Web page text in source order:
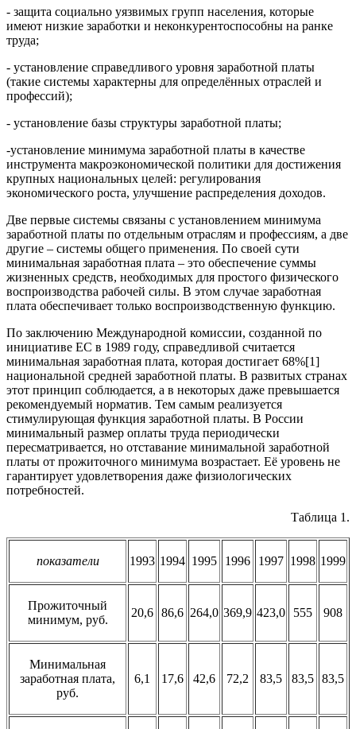
- защита социально уязвимых групп населения, которые
имеют низкие заработки и неконкурентоспособны на ранке
труда;
- установление справедливого уровня заработной платы
(такие системы характерны для определённых отраслей и
профессий);
- установление базы структуры заработной платы;
-установление минимума заработной платы в качестве
инструмента макроэкономической политики для достижения
крупных национальных целей: регулирования
экономического роста, улучшение распределения доходов.
Две первые системы связаны с установлением минимума
заработной платы по отдельным отраслям и профессиям, а две
другие – системы общего применения. По своей сути
минимальная заработная плата – это обеспечение суммы
жизненных средств, необходимых для простого физического
воспроизводства рабочей силы. В этом случае заработная
плата обеспечивает только воспроизводственную функцию.
По заключению Международной комиссии, созданной по
инициативе ЕС в 1989 году, справедливой считается
минимальная заработная плата, которая достигает 68%[1]
национальной средней заработной платы. В развитых странах
этот принцип соблюдается, а в некоторых даже превышается
рекомендуемый норматив. Тем самым реализуется
стимулирующая функция заработной платы. В России
минимальный размер оплаты труда периодически
пересматривается, но отставание минимальной заработной
платы от прожиточного минимума возрастает. Её уровень не
гарантирует удовлетворения даже физиологических
потребностей.
Таблица 1.
показатели 1993 1994 1995 1996 1997 1998 1999
Прожиточный
минимум, руб.
20,6 86,6 264,0 369,9 423,0 555 908
Минимальная
заработная плата,
руб.
6,1 17,6 42,6 72,2 83,5 83,5 83,5